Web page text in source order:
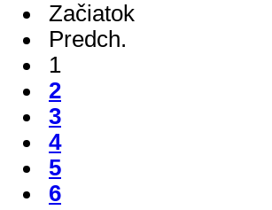
Začiatok
Predch.
1
2
3
4
5
6